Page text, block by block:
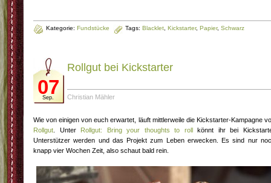
Kategorie: Fundstücke Tags: Blacklet Kickstarter, Papier, Schwarz
07
Sep.
Rollgut bei Kickstarter
Christian Mähler
Wie von einigen von euch erwartet, läuft mittlerweile die Kickstarter-Kampagne
Rollgut . Unter Rollgut: Bring your thoughts to rollkönnt ihr bei
Unterstützer werden und das Projekt zum Leben erwecken. Es sind nur
knapp vier Wochen Zeit, also schaut bald rein.